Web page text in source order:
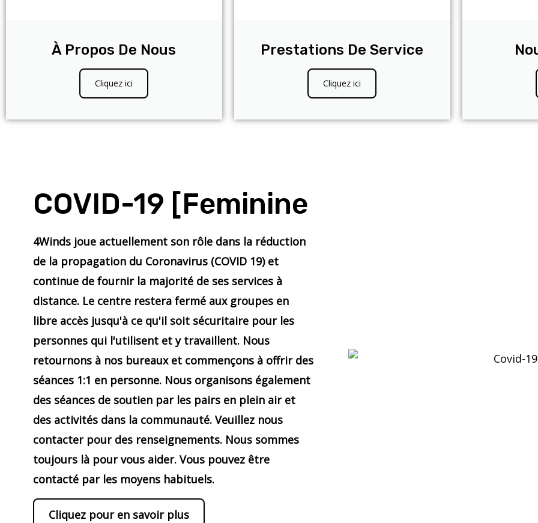
À Propos De Nous
Cliquez ici
Prestations De Service
Cliquez ici
COVID-19 [feminine
4Winds joue actuellement son rôle dans la réduction
de la propagation du Coronavirus (COVID 19) et
continue de fournir la majorité de ses services à
distance. Le centre restera fermé aux groupes en
libre accès jusqu'à ce qu'il soit sécuritaire pour les
personnes qui l'utilisent et y travaillent. Nous
retournons à nos bureaux et commençons à offrir des
séances 1:1 en personne. Nous organisons également
des séances de soutien par les pairs en plein air et
des activités dans la communauté. Veuillez nous
contacter pour des renseignements. Nous sommes
toujours là pour vous aider. Vous pouvez être
contacté par les moyens habituels.
Cliquez pour en savoir plus